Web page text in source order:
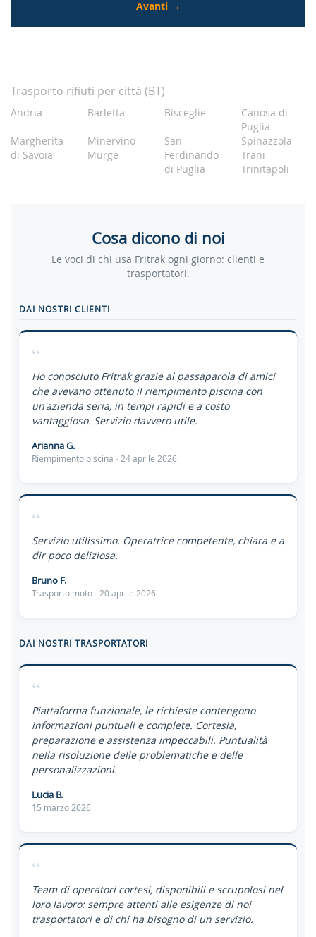
Trasporto rifiuti per città (BT)
Andria Barletta Bisceglie
Canosa di
Puglia
Margherita
di Savoia
Minervino
Murge
San
Ferdinando
di Puglia
Spinazzola
Trani
Trinitapoli
Cosa dicono di noi
Le voci di chi usa Fritrak ogni giorno: clienti e
trasportatori.
DAI NOSTRI CLIENTI
“
Ho conosciuto Fritrak grazie al passaparola di amici
che avevano ottenuto il riempimento piscina con
un'azienda seria, in tempi rapidi e a costo
vantaggioso. Servizio davvero utile.
Arianna G.
Riempimento piscina · 24 aprile 2026
“
Servizio utilissimo. Operatrice competente, chiara e a
dir poco deliziosa.
Bruno F.
Trasporto moto · 20 aprile 2026
DAI NOSTRI TRASPORTATORI
“
Piattaforma funzionale, le richieste contengono
informazioni puntuali e complete. Cortesia,
preparazione e assistenza impeccabili. Puntualità
nella risoluzione delle problematiche e delle
personalizzazioni.
Lucia B.
15 marzo 2026
“
Team di operatori cortesi, disponibili e scrupolosi nel
loro lavoro: sempre attenti alle esigenze di noi
trasportatori e di chi ha bisogno di un servizio.